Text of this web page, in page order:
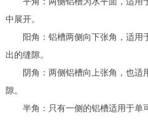
中展开。
阳角：铝槽两侧向下张角，适用
出的缝隙。
阴角：两侧铝槽向上张角，也适
隙。
半角：只有一侧的铝槽适用于单可